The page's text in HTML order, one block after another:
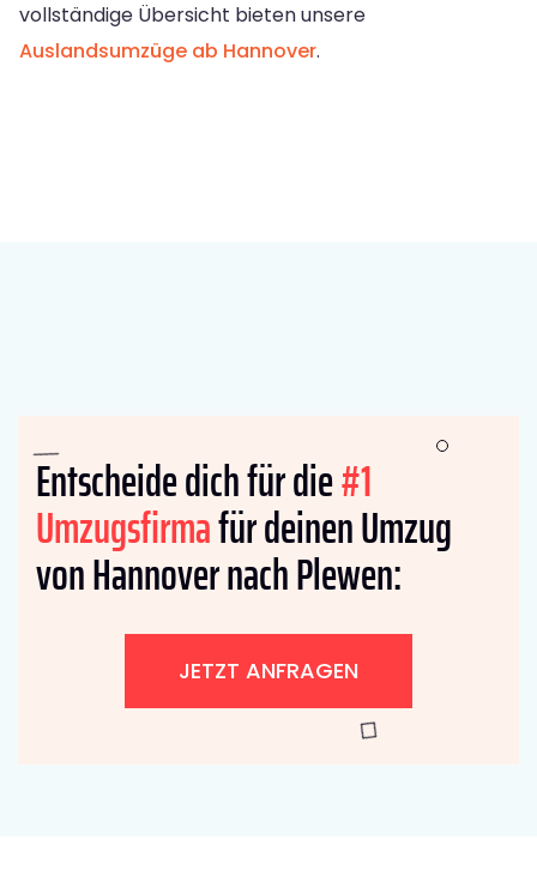
vollständige Übersicht bieten unsere
Auslandsumzüge ab Hannover.
Entscheide dich für die#1
Umzugsfirmafür deinen Umzug
von Hannover nach Plewen:
JETZT ANFRAGEN